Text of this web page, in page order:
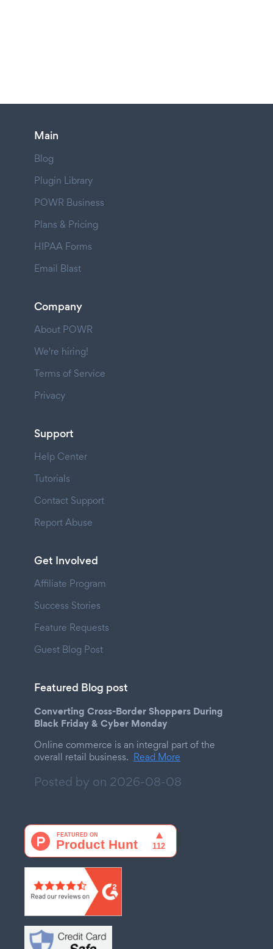
Main
Blog
Plugin Library
POWR Business
Plans & Pricing
HIPAA Forms
Email Blast
Company
About POWR
We're hiring!
Terms of Service
Privacy
Support
Help Center
Tutorials
Contact Support
Report Abuse
Get Involved
Affiliate Program
Success Stories
Feature Requests
Guest Blog Post
Featured Blog post
Converting Cross-Border Shoppers During
Black Friday & Cyber Monday
Online commerce is an integral part of the
overall retail business. Read More
Posted by on 2026-08-08